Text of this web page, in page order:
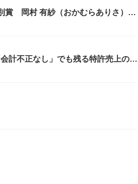
賞 岡村 有紗（おかむらありさ）さ
計不正なし」でも残る特許売上の疑